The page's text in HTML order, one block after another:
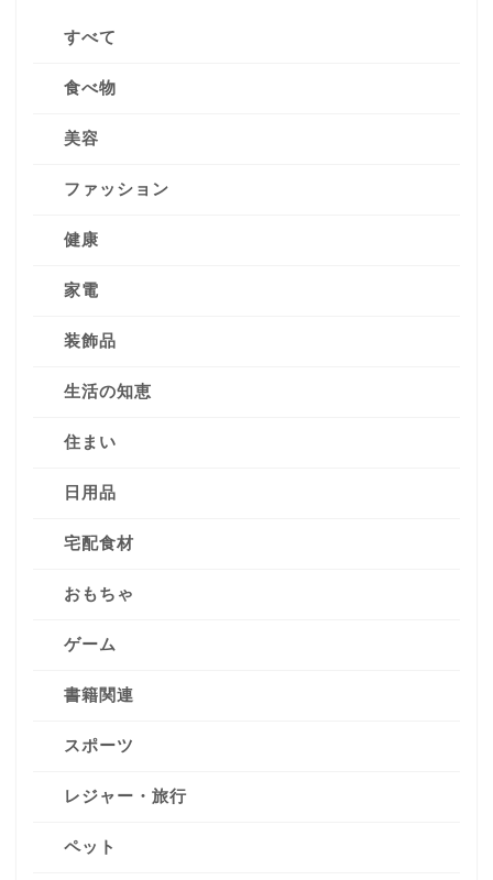
すべて
食べ物
美容
ファッション
健康
家電
装飾品
生活の知恵
住まい
日用品
宅配食材
おもちゃ
ゲーム
書籍関連
スポーツ
レジャー・旅行
ペット